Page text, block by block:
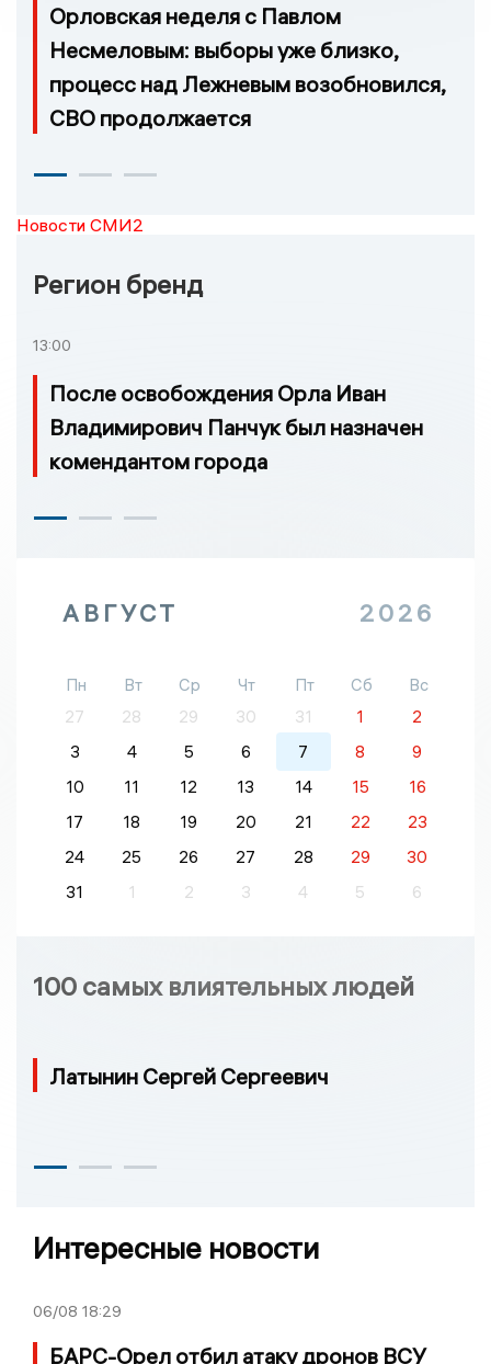
Орловская неделя с Павлом
Несмеловым: выборы уже близко,
процесс над Лежневым возобновился,
СВО продолжается
Новости СМИ2
Регион бренд
13:00
После освобождения Орла Иван
Владимирович Панчук был назначен
комендантом города
АВГУСТ 2026
Пн Вт Ср Чт Пт Сб
Вс
27
28 29 30 31 1
2
3
4 5 6 7 8
9
10
11 12 13 14 15
16
17
18 19 20 21 22
23
24
25 26 27 28 29
30
31
1 2 3 4 5 6
100 самых влиятельных людей
Латынин Сергей Сергеевич
Интересные новости
06/08 18:29
БАРС-Орел отбил атаку дронов ВСУ